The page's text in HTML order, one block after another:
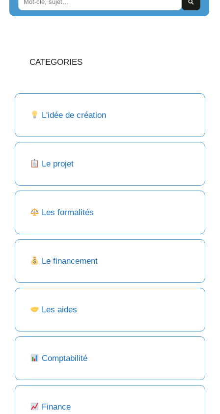
CATEGORIES
L'idée de création
Le projet
Les formalités
Le financement
Les aides
Comptabilité
Finance